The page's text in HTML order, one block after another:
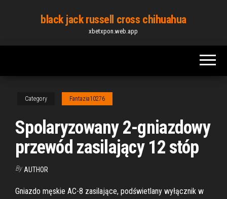
content
black jack russell cross chihuahua
xbetxpon.web.app
Category Fantazia10276
Spolaryzowany 2-gniazdowy
przewód zasilający 12 stóp
By AUTHOR
Gniazdo męskie AC-8 zasilające, podświetlany wyłącznik w